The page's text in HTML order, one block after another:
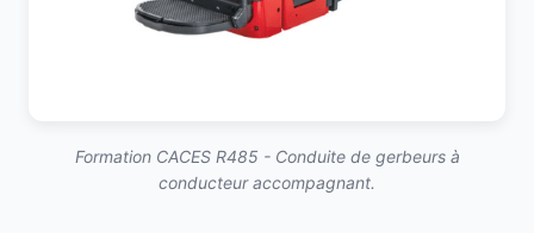
Formation CACES R485 - Conduite de gerbeurs à
conducteur accompagnant.